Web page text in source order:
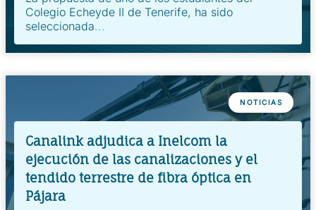
Colegio Echeyde II de Tenerife, ha sido
seleccionada...
NOTICIAS
Canalink adjudica a Inelcom la
ejecución de las canalizaciones y el
tendido terrestre de fibra óptica en
Pájara